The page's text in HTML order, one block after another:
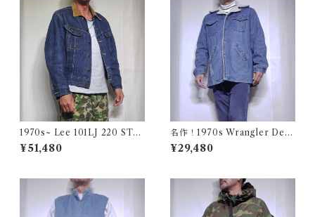
1970s~ Lee 101LJ 220 STO
RM RIDER 44相当 / 濃い濃い
70年代 80年代 リー ストーム
¥51,480
名作！1970s Wrangler Deni
m Wrange Coat / ラングラー
デニム ボア ランチ コート 古
¥29,480